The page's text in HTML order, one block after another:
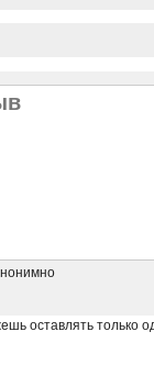
оставлять только